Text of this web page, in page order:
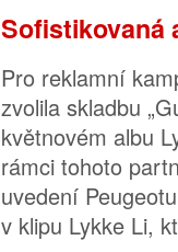
Sofistikovaná
Pro reklamní
zvolila skladbu
květnovém albu
rámci tohoto
uvedení
v klipu Lykke Li,